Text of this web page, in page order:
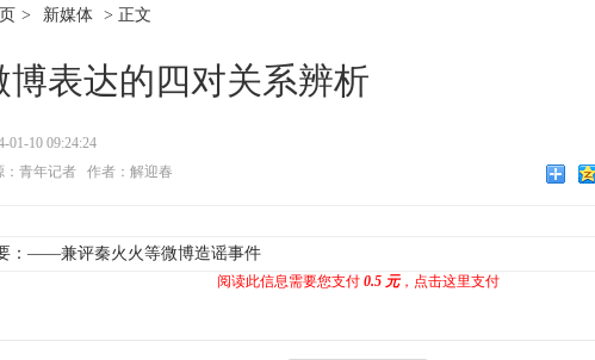
> 新媒体 > 正文
博表达的四对关系辨析
01-10 09:24:24
：青年记者
作者：解迎春
：——兼评秦火火等微博造谣事件
阅读此信息需要您支付 0.5 元，点击这里支付